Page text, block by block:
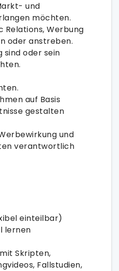
und
möchten.
Relations, Werbung
oder anstreben.
sind oder sein
auf Basis
gestalten
und
verantwortlich
einteilbar)
lernen
Skripten,
Fallstudien,